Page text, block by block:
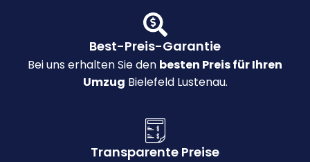
Best-Preis-Garantie
Bei uns erhalten Sie den besten Preis für Ihren
Umzug Bielefeld Lustenau.
Transparente Preise